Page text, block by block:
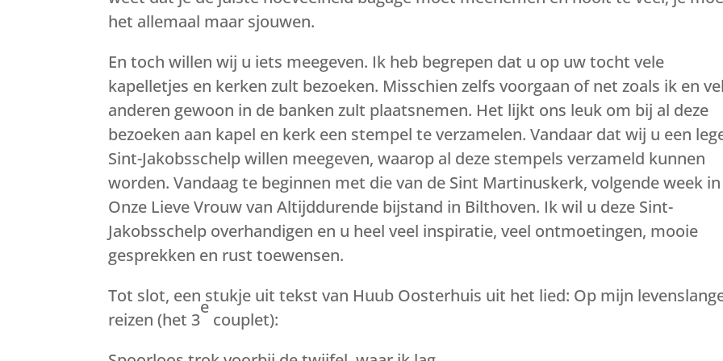
het allemaal maar sjouwen.
En toch willen wij u iets meegeven. Ik heb begrepen dat u op uw tocht vele
kapelletjes en kerken zult bezoeken. Misschien zelfs voorgaan of net zoals ik en
anderen gewoon in de banken zult plaatsnemen. Het lijkt ons leuk om bij al deze
bezoeken aan kapel en kerk een stempel te verzamelen. Vandaar dat wij u een
Sint-Jakobsschelp willen meegeven, waarop al deze stempels verzameld kunnen
worden. Vandaag te beginnen met die van de Sint Martinuskerk, volgende week
Onze Lieve Vrouw van Altijddurende bijstand in Bilthoven. Ik wil u deze Sint-
Jakobsschelp overhandigen en u heel veel inspiratie, veel ontmoetingen, mooie
gesprekken en rust toewensen.
Tot slot, een stukje uit tekst van Huub Oosterhuis uit het lied: Op mijn
reizen (het 3
e
couplet):